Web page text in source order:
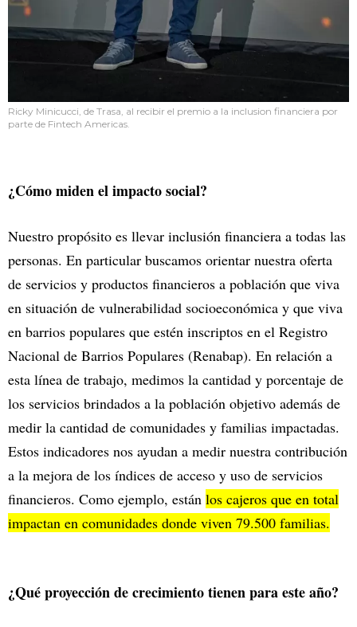
Ricky Minicucci, de Trasa, al recibir el premio a la inclusion financiera por
parte de Fintech Americas.
¿Cómo miden el impacto social?
Nuestro propósito es llevar inclusión financiera a todas las
personas. En particular buscamos orientar nuestra oferta
de servicios y productos financieros a población que viva
en situación de vulnerabilidad socioeconómica y que viva
en barrios populares que estén inscriptos en el Registro
Nacional de Barrios Populares (Renabap). En relación a
esta línea de trabajo, medimos la cantidad y porcentaje de
los servicios brindados a la población objetivo además de
medir la cantidad de comunidades y familias impactadas.
Estos indicadores nos ayudan a medir nuestra contribución
a la mejora de los índices de acceso y uso de servicios
financieros. Como ejemplo, están los cajeros que en total
impactan en comunidades donde viven 79.500 familias.
¿Qué proyección de crecimiento tienen para este año?